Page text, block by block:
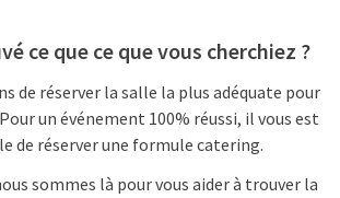
ce que ce que vous cherchiez ?
de réserver la salle la plus adéquate pour
un événement 100% réussi, il vous est
de réserver une formule catering.
sommes là pour vous aider à trouver la